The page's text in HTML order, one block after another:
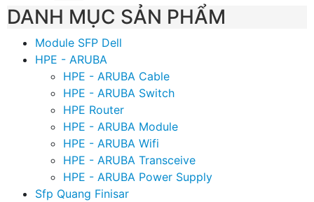
DANH MỤC SẢN PHẨM
Module SFP Dell
HPE - ARUBA
HPE - ARUBA Cable
HPE - ARUBA Switch
HPE Router
HPE - ARUBA Module
HPE - ARUBA Wifi
HPE - ARUBA Transceive
HPE - ARUBA Power Supply
Sfp Quang Finisar